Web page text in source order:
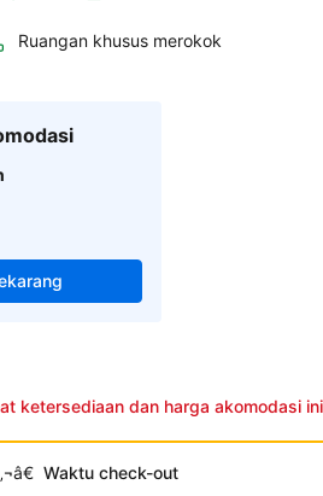
Ruangan khusus merokok
ketersediaan dan harga akomodasi ini
Waktu check-out